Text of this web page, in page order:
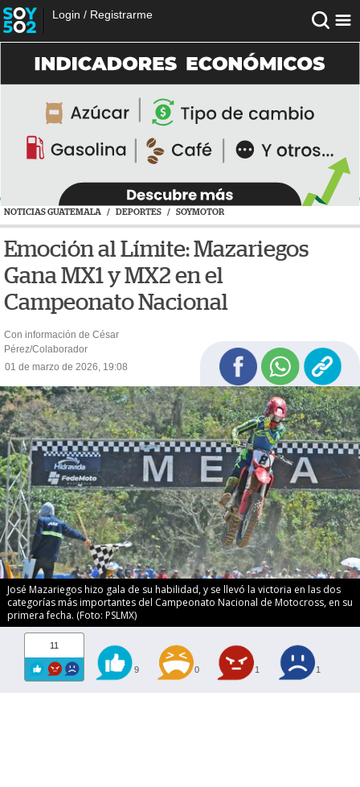
Login / Registrarme
NOTICIAS GUATEMALA / DEPORTES / SOYMOTOR
Emoción al Límite: Mazariegos
Gana MX1 y MX2 en el
Campeonato Nacional
Con información de César
Pérez/Colaborador
01 de marzo de 2026, 19:08
José Mazariegos hizo gala de su habilidad, y se llevó la victoria en las dos
categorías más importantes del Campeonato Nacional de Motocross, en su
primera fecha. (Foto: PSLMX)
11
9 0 1 1